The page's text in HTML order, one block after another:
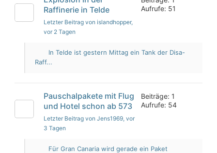
Raffinerie in Telde
Letzter Beitrag von islandhopper,
vor 2 Tagen
Aufrufe: 51
In Telde ist gestern Mittag ein Tank der Disa-
Raff...
Pauschalpakete mit Flug
und Hotel schon ab 573
Letzter Beitrag von Jens1969, vor
3 Tagen
Beiträge: 1
Aufrufe: 54
Für Gran Canaria wird gerade ein Paket